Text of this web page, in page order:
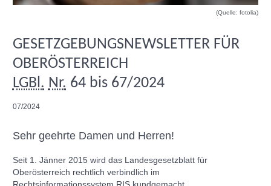
(Quelle: fotolia)
GESETZGEBUNGSNEWSLETTER FÜR
OBERÖSTERREICH
LGBl. Nr. 64 bis 67/2024
07/2024
Sehr geehrte Damen und Herren!
Seit 1. Jänner 2015 wird das Landesgesetzblatt für
Oberösterreich rechtlich verbindlich im